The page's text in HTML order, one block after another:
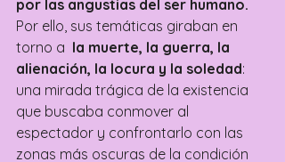
por las angustias del ser humano.
Por ello, sus temáticas giraban en
torno a la muerte, la guerra, la
alienación, la locura y la soledad:
una mirada trágica de la existencia
que buscaba conmover al
espectador y confrontarlo con las
zonas más oscuras de la condición